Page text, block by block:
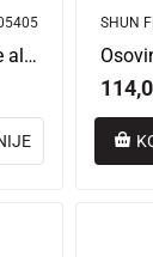
Igla zadnja brzo skidanje aluminijum 4.5 x 186 mm
SHUN